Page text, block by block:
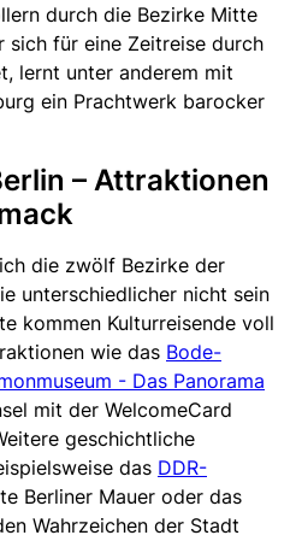
durch die Bezirke Mitte
sich für eine Zeitreise durch
lernt unter anderem mit
ein Prachtwerk barocker
– Attraktionen
die zwölf Bezirke der
unterschiedlicher nicht sein
kommen Kulturreisende voll
wie das Bode-
- Das Panorama
mit der WelcomeCard
geschichtliche
das DDR-
Berliner Mauer oder das
Wahrzeichen der Stadt